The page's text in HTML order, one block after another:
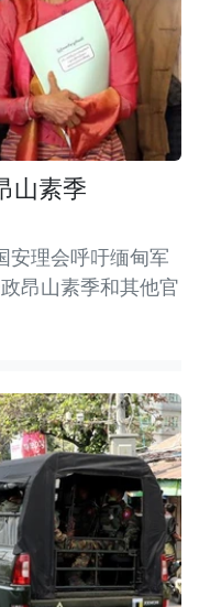
山素季
安理会呼吁缅甸军
昂山素季和其他官